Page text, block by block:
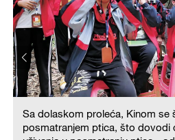
Sa dolaskom proleća, Kinom se
posmatranjem ptica, što dovodi